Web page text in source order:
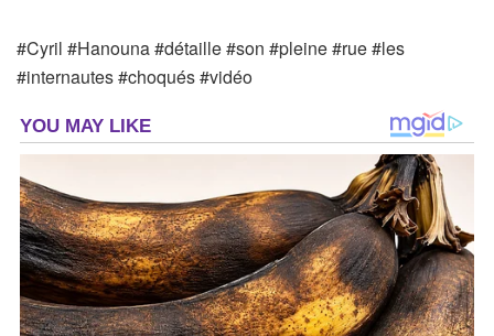
#Cyril #Hanouna #détaille #son #pleine #rue #les
#internautes #choqués #vidéo